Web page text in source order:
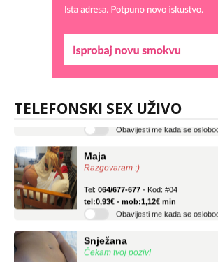
TELEFONSKI SEX UŽIVO
Liliana
tel:0,93€ - mob:1,12€ min
Razgovaram :)
tel:0,93€ - mob:1,12€ min
Obavijesti me kada se oslobodi
Čekam tvoj poziv!